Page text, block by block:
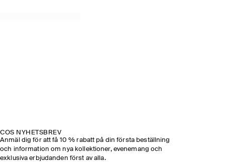
COS NYHETSBREV
Anmäl dig för att få 10 % rabatt på din första beställning
och information om nya kollektioner, evenemang och
exklusiva erbjudanden först av alla.